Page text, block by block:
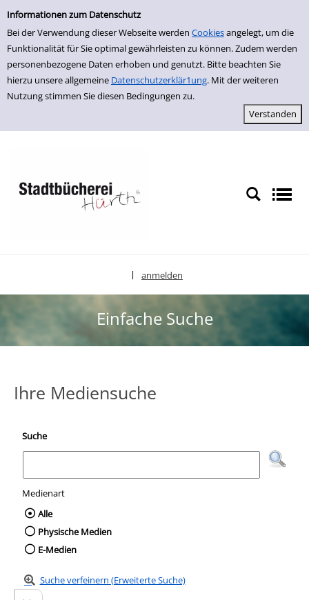
Einfache Suche
Informationen zum Datenschutz
Bei der Verwendung dieser Webseite werden Cookiesangelegt, um die
Funktionalität für Sie optimal gewährleisten zu können. Zudem werden
personenbezogene Daten erhoben und genutzt. Bitte beachten Sie
hierzu unsere allgemeine Datenschutzerklär1ung. Mit der weiteren
Nutzung stimmen Sie diesen Bedingungen zu.
zur Navigation springen
zum Inhalt springen
Zu den Suchfiltern springen
Zur Trefferliste springen
anmelden
Einfache Suche
Ihre Mediensuche
Suche
Medienart
Wählen Sie die Medienart nach der Sie
Alle
Physische Medien
E-Medien
Suche verfeinern (Erweiterte Suche)